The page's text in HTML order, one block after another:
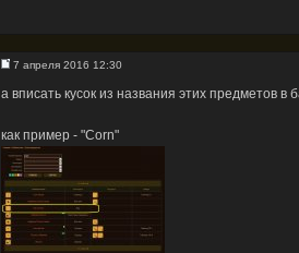
7 апреля 2016 12:30
а вписать кусок из названия этих предметов
как пример - "Corn"